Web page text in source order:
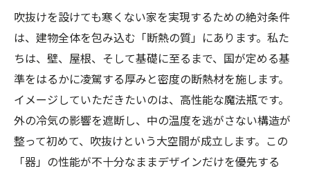
吹抜けを設けても寒くない家を実現するための絶対条件
は、建物全体を包み込む「断熱の質」にあります。私た
ちは、壁、屋根、そして基礎に至るまで、国が定める基
準をはるかに凌駕する厚みと密度の断熱材を施します。
イメージしていただきたいのは、高性能な魔法瓶です。
外の冷気の影響を遮断し、中の温度を逃がさない構造が
整って初めて、吹抜けという大空間が成立します。この
「器」の性能が不十分なままデザインだけを優先する